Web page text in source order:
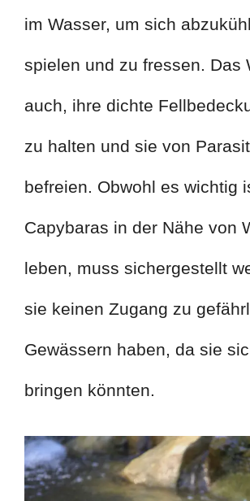
im Wasser, um sich
spielen und zu fressen. Das
auch, ihre dichte
zu halten und sie von
befreien. Obwohl es wichtig
Capybaras in der Nähe von
leben, muss sichergestellt
sie keinen Zugang zu
Gewässern haben, da sie
bringen könnten.